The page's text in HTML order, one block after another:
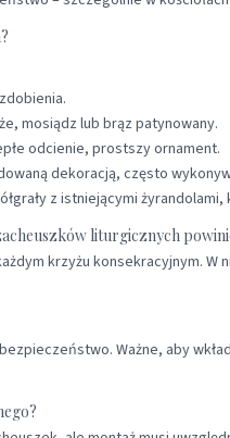
mosiądz lub brąz patynowany.
odcienie, prostszy ornament.
dekoracją, często
z istniejącymi
liturgicznych
krzyżu konsekracyjnym. W
Ważne, aby